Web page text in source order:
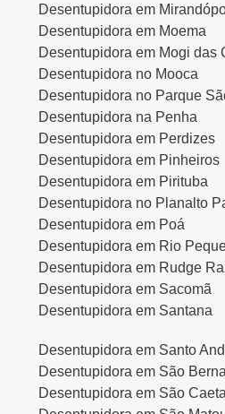
Desentupidora em
Desentupidora em Moema
Desentupidora em Mogi das
Desentupidora no Mooca
Desentupidora no Parque
Desentupidora na Penha
Desentupidora em Perdizes
Desentupidora em Pinheiros
Desentupidora em Pirituba
Desentupidora no Planalto
Desentupidora em Poá
Desentupidora em Rio
Desentupidora em Rudge
Desentupidora em Sacomã
Desentupidora em Santana
Desentupidora em Santo
Desentupidora em São
Desentupidora em São